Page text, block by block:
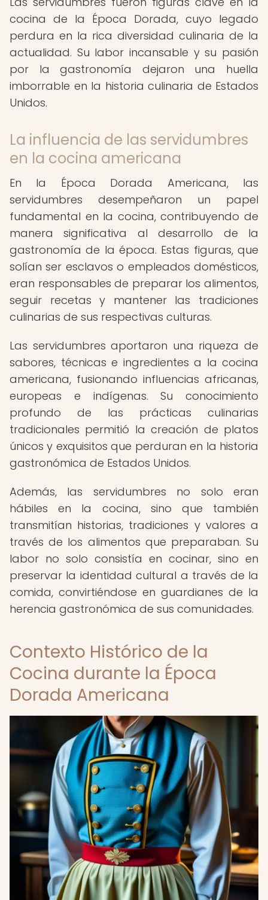
cocina de la Época Dorada, cuyo legado
perdura en la rica diversidad culinaria de la
actualidad. Su labor incansable y su pasión
por la gastronomía dejaron una huella
imborrable en la historia culinaria de Estados
Unidos.
La influencia de las servidumbres
en la cocina americana
En la Época Dorada Americana, las
servidumbres desempeñaron un papel
fundamental en la cocina, contribuyendo de
manera significativa al desarrollo de la
gastronomía de la época. Estas figuras, que
solían ser esclavos o empleados domésticos,
eran responsables de preparar los alimentos,
seguir recetas y mantener las tradiciones
culinarias de sus respectivas culturas.
Las servidumbres aportaron una riqueza de
sabores, técnicas e ingredientes a la cocina
americana, fusionando influencias africanas,
europeas e indígenas. Su conocimiento
profundo de las prácticas culinarias
tradicionales permitió la creación de platos
únicos y exquisitos que perduran en la historia
gastronómica de Estados Unidos.
Además, las servidumbres no solo eran
hábiles en la cocina, sino que también
transmitían historias, tradiciones y valores a
través de los alimentos que preparaban. Su
labor no solo consistía en cocinar, sino en
preservar la identidad cultural a través de la
comida, convirtiéndose en guardianes de la
herencia gastronómica de sus comunidades.
Contexto Histórico de la
Cocina durante la Época
Dorada Americana